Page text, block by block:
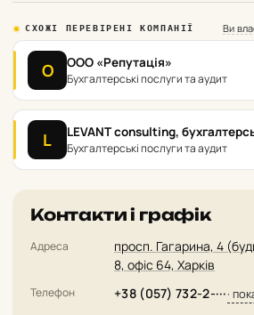
СХОЖІ ПЕРЕВІРЕНІ КОМПАНІЇ Ви
О ООО «Репутація»
Бухгалтерські послуги та аудит
L LEVANT consulting,
Бухгалтерські послуги та аудит
Контакти і графік
Адреса
просп. Гагарина, 4
8, офіс 64, Харків
Телефон +38 (057) 732-2-····